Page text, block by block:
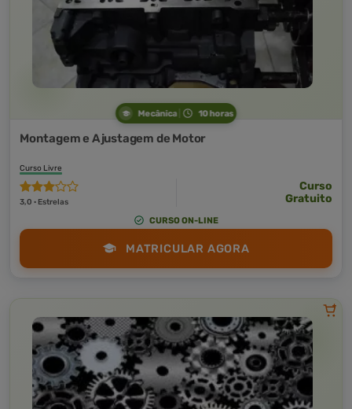
Mecânica 10 horas
Montagem e Ajustagem de Motor
Curso Livre
3,0 · Estrelas
Curso
Gratuito
CURSO ON-LINE
MATRICULAR AGORA